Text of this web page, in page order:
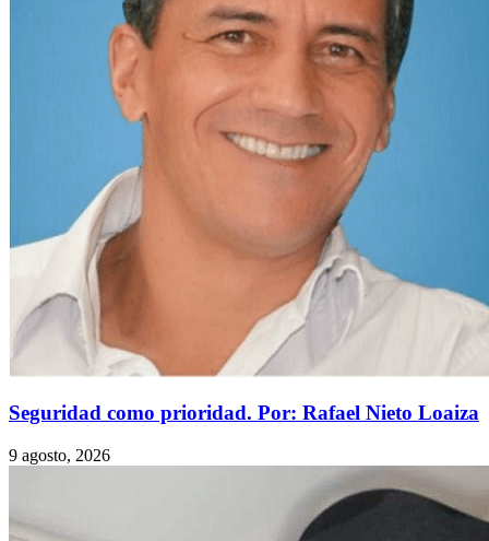
Seguridad como prioridad. Por: Rafael Nieto Loaiza
9 agosto, 2026